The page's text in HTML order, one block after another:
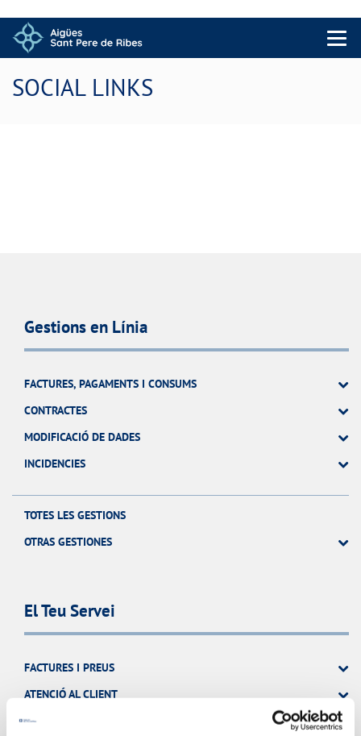
Menu
SOCIAL LINKS
Gestions en Línia
FACTURES, PAGAMENTS I CONSUMS
CONTRACTES
MODIFICACIÓ DE DADES
INCIDENCIES
TOTES LES GESTIONS
OTRAS GESTIONES
El Teu Servei
FACTURES I PREUS
ATENCIÓ AL CLIENT
COMPROMÍS DE SERVEI